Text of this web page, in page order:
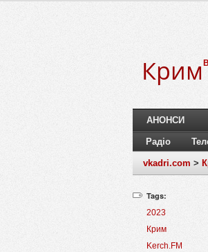
Крим
АНОНСИ
Радіо
vkadri.com >
Tags:
2023
Крим
Kerch.FM